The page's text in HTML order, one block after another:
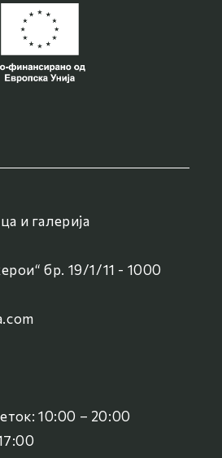
и галерија
бр. 19/1/11 - 1000
10:00 – 20:00